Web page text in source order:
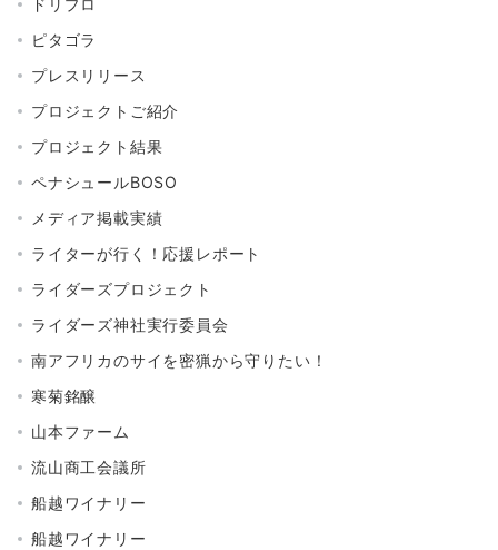
ドリプロ
ピタゴラ
プレスリリース
プロジェクトご紹介
プロジェクト結果
ペナシュールBOSO
メディア掲載実績
ライターが行く！応援レポート
ライダーズプロジェクト
ライダーズ神社実行委員会
南アフリカのサイを密猟から守りたい！
寒菊銘醸
山本ファーム
流山商工会議所
船越ワイナリー
船越ワイナリー